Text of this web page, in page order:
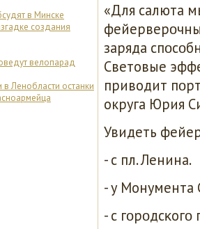
в Минске
создания
велопарад
Ленобласти останки
«Для салюта
заряда
Световые
приводит
округа Юрия
Увидеть
- с пл. Ленина.
- у Монумента
- с